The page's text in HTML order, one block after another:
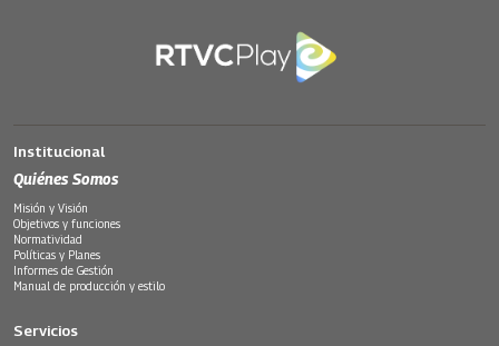
Institucional
Quiénes Somos
Misión y Visión
Objetivos y funciones
Normatividad
Políticas y Planes
Informes de Gestión
Manual de producción y estilo
Servicios